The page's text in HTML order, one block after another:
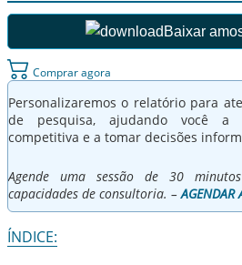
Baixar
Comprar agora
Personalizaremos o relatório para
de pesquisa, ajudando você a
competitiva e a tomar decisões
Agende uma sessão de 30
capacidades de consultoria. –AGENDAR
ÍNDICE: